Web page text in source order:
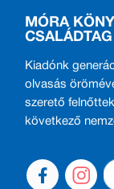
MÓRA
CSALÁDTAG
Kiadónk
olvasás
szerető
következő